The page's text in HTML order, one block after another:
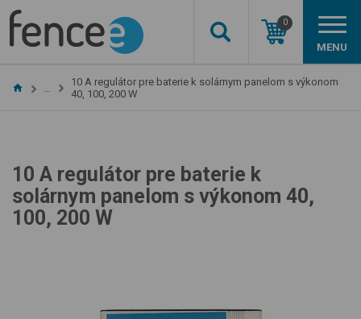
0
MENU
…
10 A regulátor pre baterie k solárnym panelom s výkonom
40, 100, 200 W
10 A regulátor pre baterie k
solárnym panelom s výkonom 40,
100, 200 W